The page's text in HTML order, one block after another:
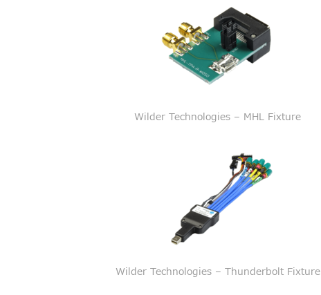
Wilder Technologies – MHL Fixture
Wilder Technologies – Thunderbolt Fixture